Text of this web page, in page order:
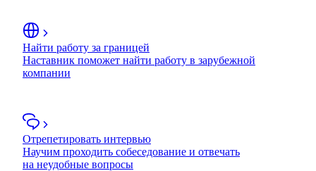
Найти работу за границей
Наставник поможет найти работу в зарубежной
компании
Отрепетировать интервью
Научим проходить собеседование и отвечать
на неудобные вопросы